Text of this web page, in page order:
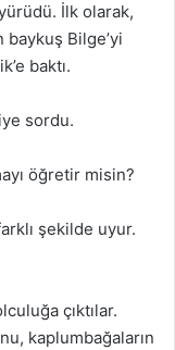
İlk olarak,
baykuş Bilge’yi
baktı.
sordu.
öğretir misin?
şekilde uyur.
çıktılar.
kaplumbağaların